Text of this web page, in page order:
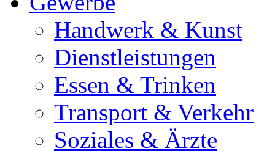
Handwerk & Kunst
Dienstleistungen
Essen & Trinken
Transport & Verkehr
Soziales & Ärzte